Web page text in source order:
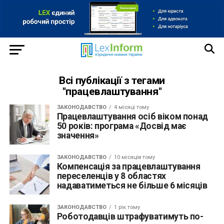
Всі публікації з тегами
"працевлаштування"
ЗАКОНОДАВСТВО 4 місяці тому
Працевлаштування осіб віком понад
50 років: програма «Досвід має
значення»
ЗАКОНОДАВСТВО 10 місяців тому
Компенсація за працевлаштування
переселенців у 8 областях
надаватиметься не більше 6 місяців
ЗАКОНОДАВСТВО 1 рік тому
Роботодавців штрафуватимуть по-